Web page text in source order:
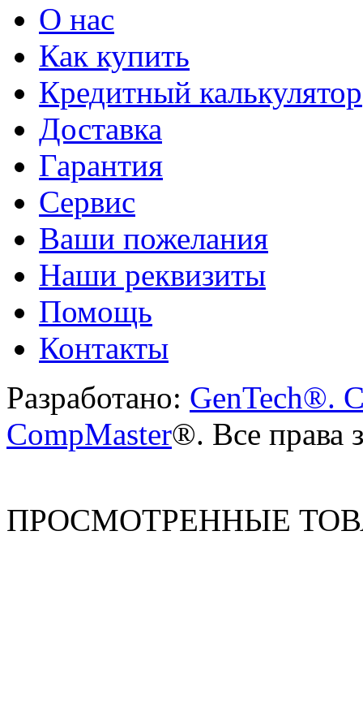
О нас
Как купить
Кредитный калькулятор
Доставка
Гарантия
Сервис
Ваши пожелания
Наши реквизиты
Помощь
Контакты
Разработано: GenTech®.
CompMaster®. Все права
ПРОСМОТРЕННЫЕ